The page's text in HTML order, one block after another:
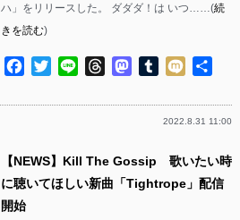
ハ」をリリースした。 ダダダ！は いつ……(続
きを読む)
Facebook
TwitterLine ThreadsMastodon
Tumblr
Mixi
2022.8.31 11:00
【NEWS】Kill The Gossip 歌いたい時
に聴いてほしい新曲「Tightrope」配信
開始